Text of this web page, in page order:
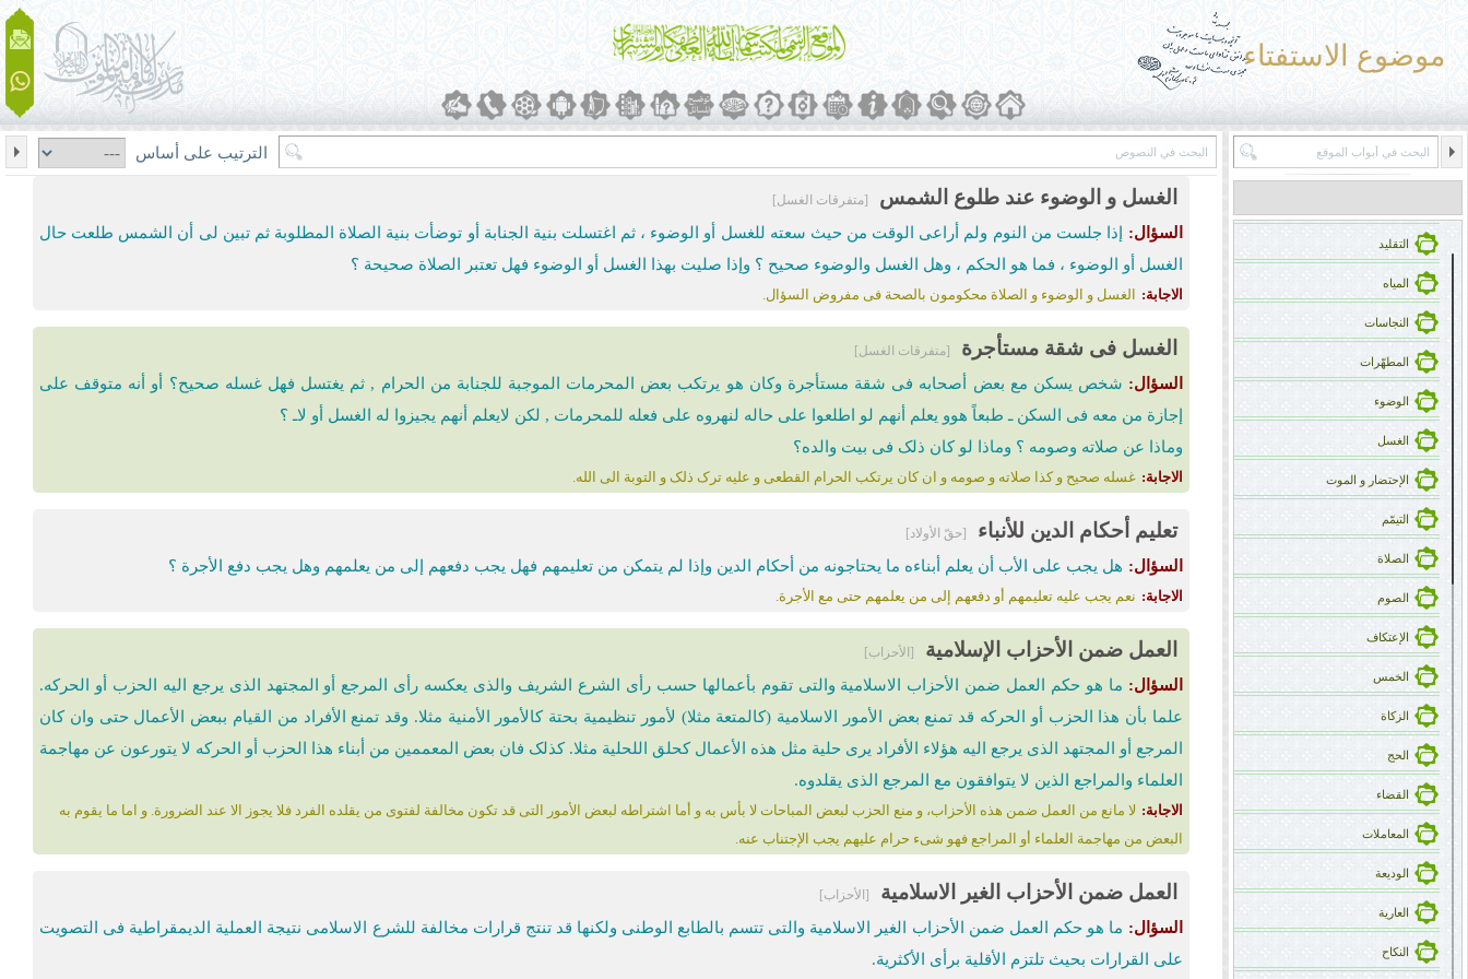
موضوع الاستفتاء
التقلید
المیاه
النجاسات
المطهّرات
الوضوء
الغسل
الإحتضار و الموت
التیمّم
الصلاة
الصوم
الإعتکاف
الخمس
الزکاة
الحج
القضاء
المعاملات
الودیعة
العاریة
النکاح
الترتيب على أساس
الغسل و الوضوء عند طلوع الشمس [متفرقات الغسل]
السؤال:
إذا جلست من النوم ولم أراعی الوقت من حیث سعته للغسل أو الوضوء ، ثم اغتسلت بنیة الجنابة أو توضأت بنیة الصلاة المطلوبة ثم تبین لی أن الشمس طلعت حال
الغسل أو الوضوء ، فما هو الحکم ، وهل الغسل والوضوء صحیح ؟ وإذا صلیت بهذا الغسل أو الوضوء فهل تعتبر الصلاة صحیحة ؟
الاجابة: الغسل و الوضوء و الصلاة محکومون بالصحة فی مفروض السؤال.
الغسل فی شقة مستأجرة [متفرقات الغسل]
السؤال: شخص یسکن مع بعض أصحابه فی شقة مستأجرة وکان هو یرتکب بعض المحرمات الموجبة للجنابة من الحرام , ثم یغتسل فهل غسله صحیح؟ أو أنه متوقف على
إجازة من معه فی السکن ـ طبعاً هوو یعلم أنهم لو اطلعوا على حاله لنهروه على فعله للمحرمات , لکن لایعلم أنهم یجیزوا له الغسل أو لاـ ؟
وماذا عن صلاته وصومه ؟ وماذا لو کان ذلک فی بیت والده؟
الاجابة: غسله صحیح و کذا صلاته و صومه و ان کان یرتکب الحرام القطعی و علیه ترک ذلک و التوبة الی الله.
تعلیم أحکام الدین للأنباء [حقّ الأولاد]
السؤال: هل یجب على الأب أن یعلم أبناءه ما یحتاجونه من أحکام الدین وإذا لم یتمکن من تعلیمهم فهل یجب دفعهم إلى من یعلمهم وهل یجب دفع الأجرة ؟
الاجابة: نعم یجب علیه تعلیمهم أو دفعهم إلی من یعلمهم حتی مع الأجرة.
العمل ضمن الأحزاب الإسلامیة [الأحزاب]
السؤال: ما هو حکم العمل ضمن الأحزاب الاسلامیة والتی تقوم بأعمالها حسب رأی الشرع الشریف والذی یعکسه رأی المرجع أو المجتهد الذی یرجع الیه الحزب أو الحرکه.
علما بأن هذا الحزب أو الحرکه قد تمنع بعض الأمور الاسلامیة (کالمتعة مثلا) لأمور تنظیمیة بحتة کالأمور الأمنیة مثلا. وقد تمنع الأفراد من القیام ببعض الأعمال حتى وان کان
المرجع أو المجتهد الذی یرجع الیه هؤلاء الأفراد یرى حلیة مثل هذه الأعمال کحلق اللحلیة مثلا. کذلک فان بعض المعممین من أبناء هذا الحزب أو الحرکه لا یتورعون عن مهاجمة
العلماء والمراجع الذین لا یتوافقون مع المرجع الذی یقلدوه.
الاجابة: لا مانع من العمل ضمن هذه الأحزاب، و منع الحزب لبعض المباحات لا بأس به و أما اشتراطه لبعض الأمور التی قد تکون مخالفة لفتوی من یقلده الفرد فلا یجوز الا عند الضرورة. و اما ما یقوم به
البعض من مهاجمة العلماء أو المراجع فهو شیء حرام علیهم یجب الإجتناب عنه.
العمل ضمن الأحزاب الغیر الاسلامیة [الأحزاب]
السؤال: ما هو حکم العمل ضمن الأحزاب الغیر الاسلامیة والتی تتسم بالطابع الوطنی ولکنها قد تنتج قرارات مخالفة للشرع الاسلامی نتیجة العملیة الدیمقراطیة فی التصویت
على القرارات بحیث تلتزم الأقلیة برأی الأکثریة.